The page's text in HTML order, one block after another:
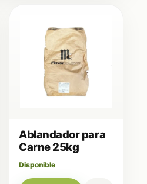
Ablandador para
Carne 25kg
Disponible